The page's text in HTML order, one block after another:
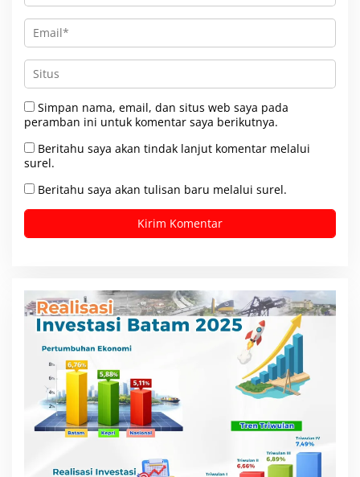
Simpan nama, email, dan situs web saya pada
peramban ini untuk komentar saya berikutnya.
Beritahu saya akan tindak lanjut komentar melalui
surel.
Beritahu saya akan tulisan baru melalui surel.